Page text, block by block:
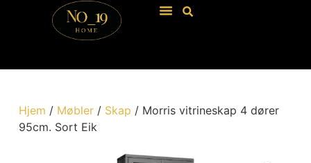
Hjem / Møbler/ Skap / Morris vitrineskap 4 dører
95cm. Sort Eik